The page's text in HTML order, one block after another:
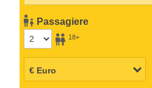
Passagiere
18+